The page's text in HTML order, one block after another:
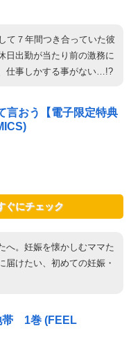
て７年間つき合っていた彼
日出勤が当たり前の激務に
仕事しかする事がない…!?
言おう【電子限定特典
ぐにチェック
へ。妊娠を懐かしむママた
届けたい、初めての妊娠・
帯 1巻 (FEEL